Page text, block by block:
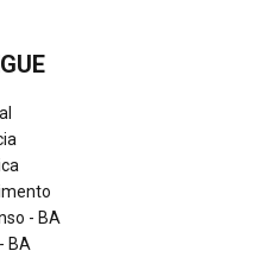
- BA
BA